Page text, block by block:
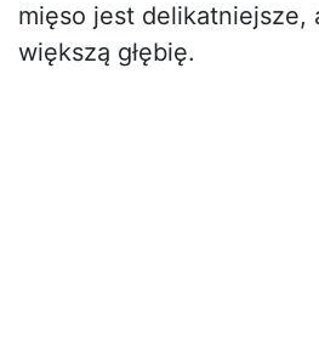
mięso jest delikatniejsze,
większą głębię.